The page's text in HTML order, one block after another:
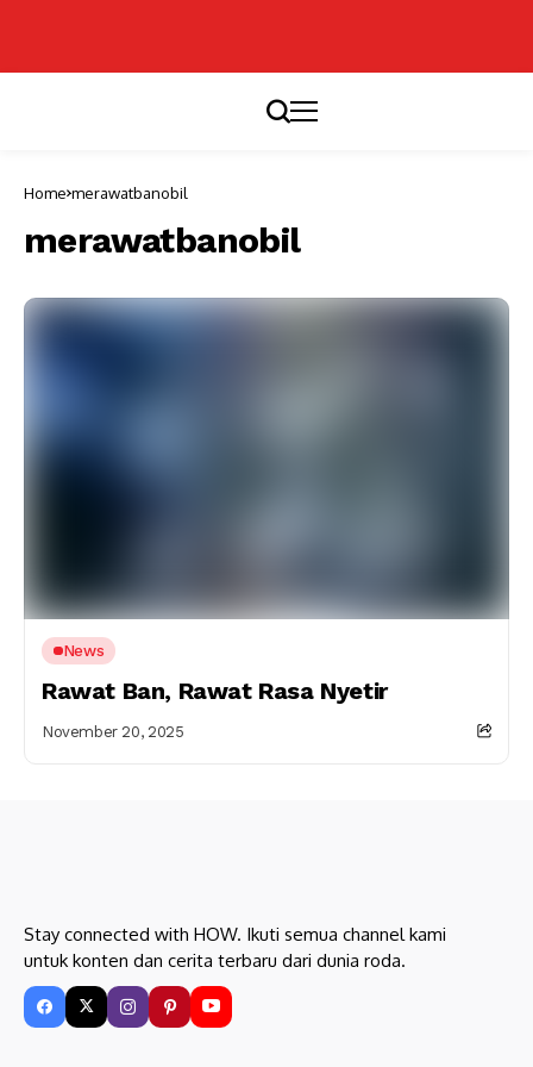
Home merawatbanobil
merawatbanobil
News
Rawat Ban, Rawat Rasa Nyetir
November 20, 2025
Stay connected with HOW. Ikuti semua channel kami
untuk konten dan cerita terbaru dari dunia roda.